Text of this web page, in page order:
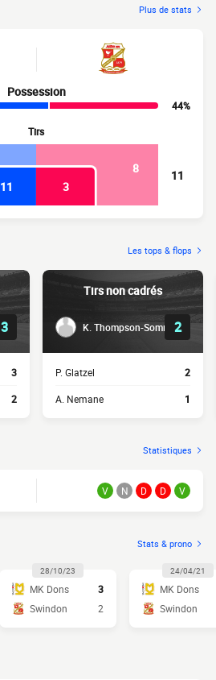
Plus de stats
Possession
44%
Tirs
8
11
3
11
Les tops & flops
3
3
2
Tirs non cadrés
K. Thompson-Sommers
2
P. Glatzel 2
A. Nemane 1
Statistiques
V N D D V
Stats & prono
28/10/23
MK Dons
3
Swindon
2
24/04/21
MK Dons
Swindon